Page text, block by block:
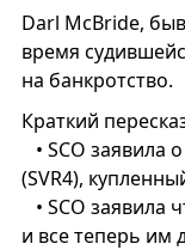
Darl McBride,
время
на банкротство.
Краткий
• SCO заявила
(SVR4),
• SCO заявила
и все теперь им